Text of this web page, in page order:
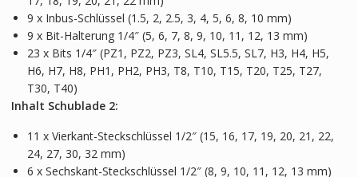
9 x Inbus-Schlüssel (1.5, 2, 2.5, 3, 4, 5, 6, 8, 10 mm)
9 x Bit-Halterung 1/4″ (5, 6, 7, 8, 9, 10, 11, 12, 13 mm)
23 x Bits 1/4″ (PZ1, PZ2, PZ3, SL4, SL5.5, SL7, H3, H4, H5,
H6, H7, H8, PH1, PH2, PH3, T8, T10, T15, T20, T25, T27,
T30, T40)
Inhalt Schublade 2:
11 x Vierkant-Steckschlüssel 1/2″ (15, 16, 17, 19, 20, 21, 22,
24, 27, 30, 32 mm)
6 x Sechskant-Steckschlüssel 1/2″ (8, 9, 10, 11, 12, 13 mm)